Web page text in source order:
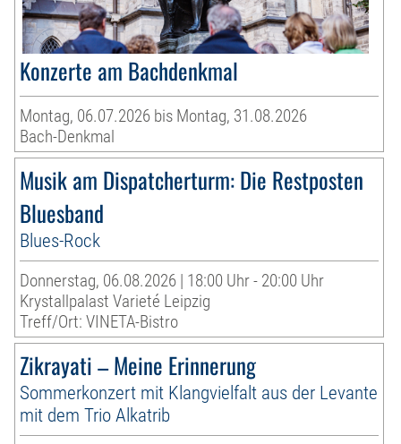
Konzerte am Bachdenkmal
Montag, 06.07.2026 bis Montag, 31.08.2026
Bach-Denkmal
Musik am Dispatcherturm: Die Restposten
Bluesband
Blues-Rock
Donnerstag, 06.08.2026 | 18:00 Uhr - 20:00 Uhr
Krystallpalast Varieté Leipzig
Treff/Ort: VINETA-Bistro
Zikrayati – Meine Erinnerung
Sommerkonzert mit Klangvielfalt aus der Levante
mit dem Trio Alkatrib